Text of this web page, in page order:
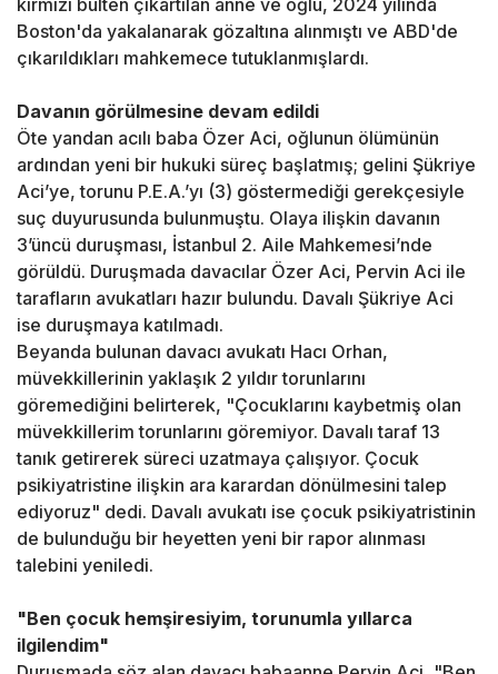
kırmızı bülten çıkartılan anne ve oğlu, 2024 yılında
Boston'da yakalanarak gözaltına alınmıştı ve ABD'de
çıkarıldıkları mahkemece tutuklanmışlardı.
Davanın görülmesine devam edildi
Öte yandan acılı baba Özer Aci, oğlunun ölümünün
ardından yeni bir hukuki süreç başlatmış; gelini Şükriye
Aci’ye, torunu P.E.A.’yı (3) göstermediği gerekçesiyle
suç duyurusunda bulunmuştu. Olaya ilişkin davanın
3’üncü duruşması, İstanbul 2. Aile Mahkemesi’nde
görüldü. Duruşmada davacılar Özer Aci, Pervin Aci ile
tarafların avukatları hazır bulundu. Davalı Şükriye Aci
ise duruşmaya katılmadı.
Beyanda bulunan davacı avukatı Hacı Orhan,
müvekkillerinin yaklaşık 2 yıldır torunlarını
göremediğini belirterek, "Çocuklarını kaybetmiş olan
müvekkillerim torunlarını göremiyor. Davalı taraf 13
tanık getirerek süreci uzatmaya çalışıyor. Çocuk
psikiyatristine ilişkin ara karardan dönülmesini talep
ediyoruz" dedi. Davalı avukatı ise çocuk psikiyatristinin
de bulunduğu bir heyetten yeni bir rapor alınması
talebini yeniledi.
"Ben çocuk hemşiresiyim, torunumla yıllarca
ilgilendim"